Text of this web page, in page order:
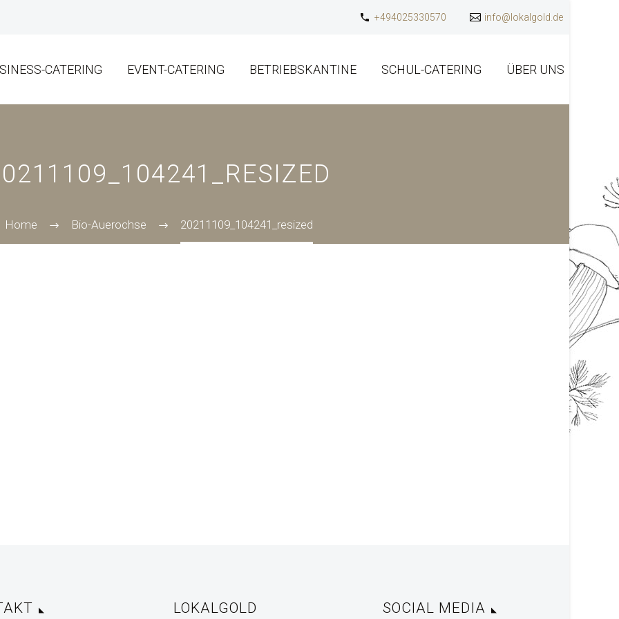
+494025330570 info@lokalgold.de
CATERING EVENT-CATERING BETRIEBSKANTINE SCHUL-CATERING ÜBER UNS
Home Bio-Auerochse 20211109_104241_resized
LOKALGOLD
SOCIAL MEDIA